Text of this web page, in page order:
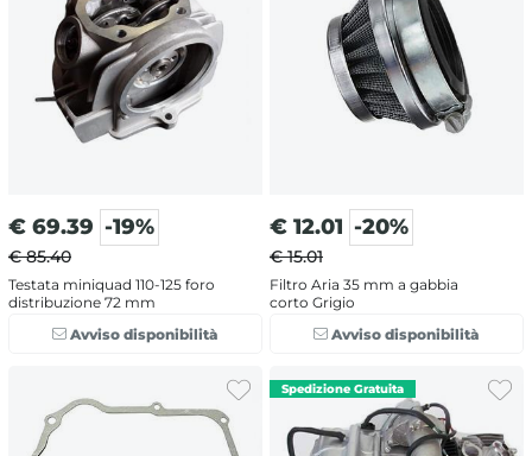
€ 69.39 -19%
€ 85.40
Testata miniquad 110-125 foro
distribuzione 72 mm
Avviso disponibilità
€ 12.01 -20%
€ 15.01
Filtro Aria 35 mm a gabbia
corto Grigio
Avviso disponibilità